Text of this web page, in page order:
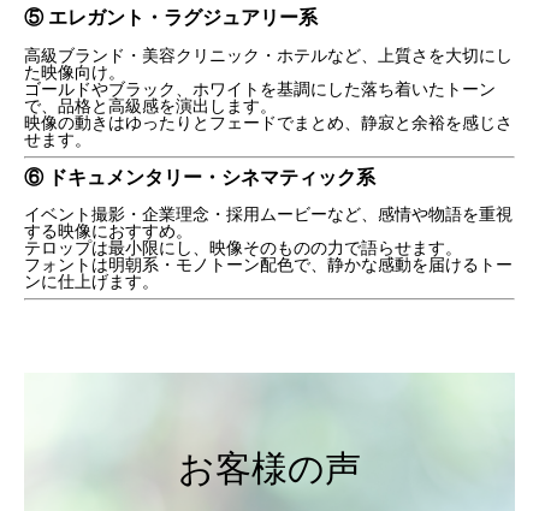
⑤ エレガント・ラグジュアリー系
高級ブランド・美容クリニック・ホテルなど、上質さを大切にし
た映像向け。
ゴールドやブラック、ホワイトを基調にした落ち着いたトーン
で、品格と高級感を演出します。
映像の動きはゆったりとフェードでまとめ、静寂と余裕を感じさ
せます。
⑥ ドキュメンタリー・シネマティック系
イベント撮影・企業理念・採用ムービーなど、感情や物語を重視
する映像におすすめ。
テロップは最小限にし、映像そのものの力で語らせます。
フォントは明朝系・モノトーン配色で、静かな感動を届けるトー
ンに仕上げます。
お客様の声